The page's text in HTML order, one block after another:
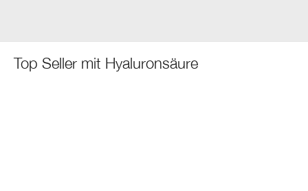
Top Seller mit Hyaluronsäure